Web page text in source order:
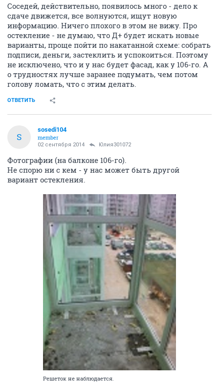
Соседей, действительно, появилось много - дело к
сдаче движется, все волнуются, ищут новую
информацию. Ничего плохого в этом не вижу. Про
остекление - не думаю, что Д+ будет искать новые
варианты, проще пойти по накатанной схеме: собрать
подписи, деньги, застеклить и успокоиться. Поэтому
не исключено, что и у нас будет фасад, как у 106-го. А
о трудностях лучше заранее подумать, чем потом
голову ломать, что с этим делать.
ОТВЕТИТЬ
S
sosedi104
member
02 сентября 2014 Юлия301072
Фотографии (на балконе 106-го).
Не спорю ни с кем - у нас может быть другой
вариант остекления.
Решеток не наблюдается.